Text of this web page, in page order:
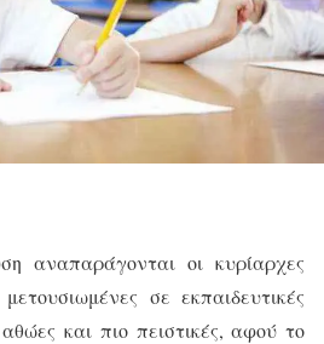
οι κυρίαρχες
σε εκπαιδευτικές
αθώες και πιο πειστικές, αφού το